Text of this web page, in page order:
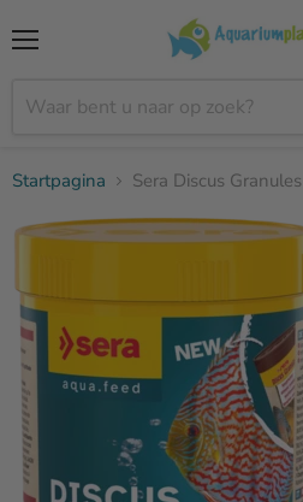
Startpagina Sera Discus Granules